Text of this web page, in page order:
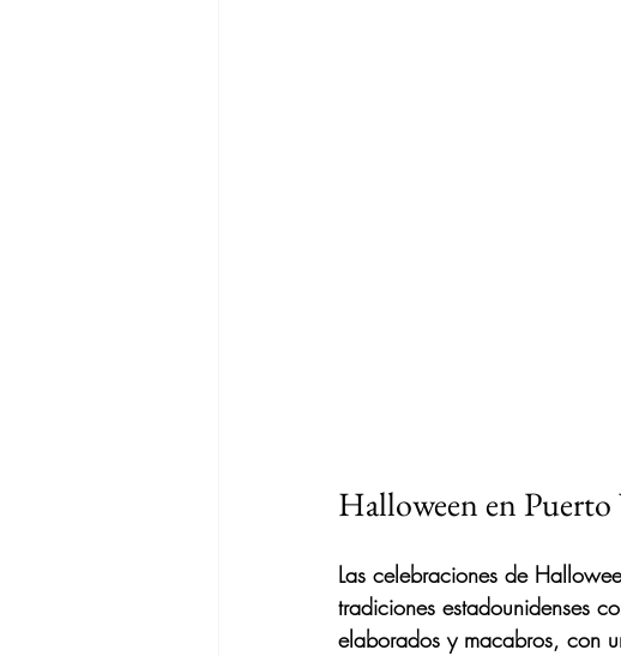
Halloween en
Las celebraciones de
tradiciones estadounidenses
elaborados y macabros, con